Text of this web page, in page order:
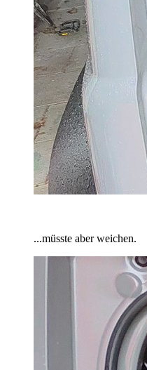
...müsste aber weichen.